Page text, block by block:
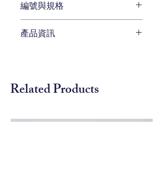
編號與規格
編號 B598-1302
產品資訊
Related Products